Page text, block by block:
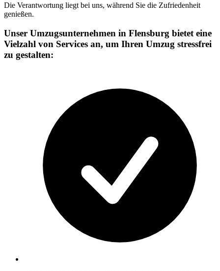
Die Verantwortung liegt bei uns, während Sie die Zufriedenheit
genießen.
Unser Umzugsunternehmen in Flensburg bietet eine
Vielzahl von Services an, um Ihren Umzug stressfrei
zu gestalten: